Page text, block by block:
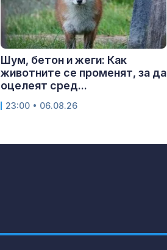
Шум, бетон и жеги: Как
животните се променят, за да
оцелеят сред...
23:00 • 06.08.26